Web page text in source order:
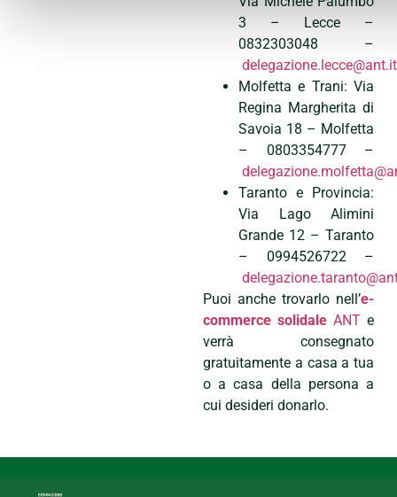
3 – Lecce –
0832303048 –
delegazione.lecce@ant.it
Molfetta e Trani: Via
Regina Margherita di
Savoia 18 – Molfetta
– 0803354777 –
Taranto e Provincia:
Via Lago Alimini
Grande 12 – Taranto
– 0994526722 –
Puoi anche trovarlo nell’e-
commerce solidaleANT e
verrà consegnato
gratuitamente a casa a tua
o a casa della persona a
cui desideri donarlo.